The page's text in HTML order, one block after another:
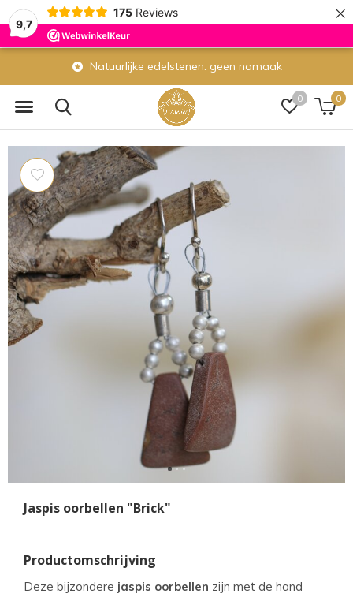
9,7
175 Reviews ×
0 0
Natuurlijke edelstenen: geen namaak
Jaspis oorbellen "Brick"
Productomschrijving
Deze bijzondere jaspis oorbellen zijn met de hand